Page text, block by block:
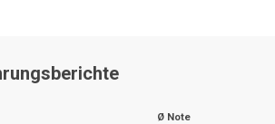
Ø Note